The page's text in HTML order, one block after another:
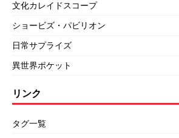
文化カレイドスコープ
ショービズ・パビリオン
日常サプライズ
異世界ポケット
リンク
タグ一覧